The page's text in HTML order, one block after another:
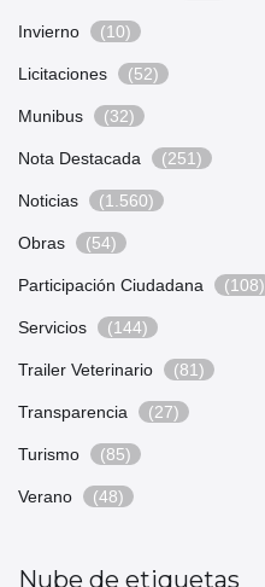
Invierno (10)
Licitaciones (52)
Munibus (32)
Nota Destacada (251)
Noticias (1.560)
Obras (54)
Participación Ciudadana (108)
Servicios (144)
Trailer Veterinario (81)
Transparencia (27)
Turismo (85)
Verano (48)
Nube de etiquetas